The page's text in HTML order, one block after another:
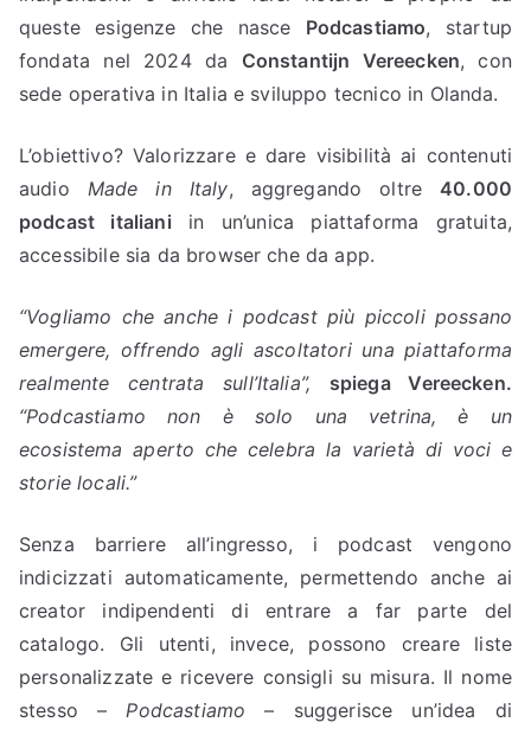
queste esigenze che nasce Podcastiamo, startup
fondata nel 2024 da Constantijn Vereecken, con
sede operativa in Italia e sviluppo tecnico in Olanda.
L’obiettivo? Valorizzare e dare visibilità ai contenuti
audio Made in Italy, aggregando oltre40.000
podcast italiani in un’unica piattaforma gratuita,
accessibile sia da browser che da app.
“Vogliamo che anche i podcast più piccoli possano
emergere, offrendo agli ascoltatori una piattaforma
realmente centrata sull’Italia”,
spiega Vereecken.
“Podcastiamo non è solo una vetrina, è un
ecosistema aperto che celebra la varietà di voci e
storie locali.”
Senza barriere all’ingresso, i podcast vengono
indicizzati automaticamente, permettendo anche ai
creator indipendenti di entrare a far parte del
catalogo. Gli utenti, invece, possono creare liste
personalizzate e ricevere consigli su misura. Il nome
stesso – Podcastiamo – suggerisce un’idea di